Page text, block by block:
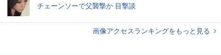
チェーンソーで父襲撃か 目撃談
画像アクセスランキングをもっと見る